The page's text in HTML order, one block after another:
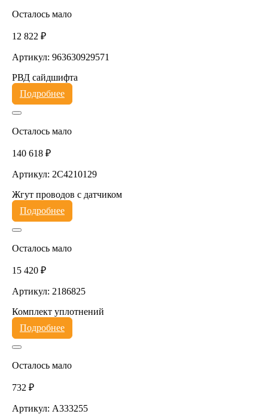
Осталось мало
12 822 ₽
Артикул: 963630929571
РВД сайдшифта
Подробнее
Осталось мало
140 618 ₽
Артикул: 2C4210129
Жгут проводов с датчиком
Подробнее
Осталось мало
15 420 ₽
Артикул: 2186825
Комплект уплотнений
Подробнее
Осталось мало
732 ₽
Артикул: A333255